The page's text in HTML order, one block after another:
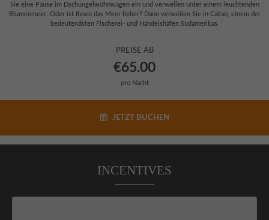
Sie eine Pause im Dschungelwohnwagen ein und verweilen unter einem leuchtenden
Blumenmeer. Oder ist Ihnen das Meer lieber? Dann verweilen Sie in Callao, einem der
bedeutendsten Fischerei- und Handelshäfen Südamerikas.
PREISE AB
€65.00
pro Nacht
JETZT BUCHEN
INCENTIVES